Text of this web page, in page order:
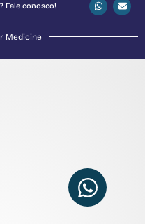
Fale conosco!
Medicine